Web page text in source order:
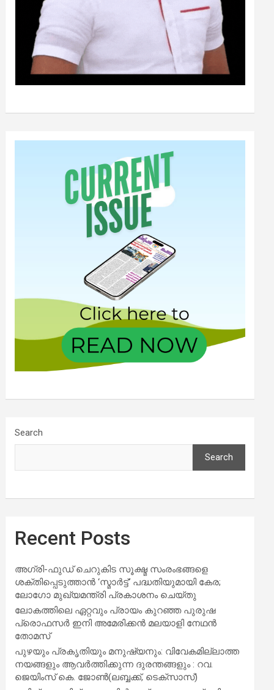
Search
Search
Recent Posts
അഗ്രി-ഫുഡ് ചെറുകിട സൂക്ഷ്മ സംരംഭങ്ങളെ
ശക്തിപ്പെടുത്താന്‍ ‘സ്മാര്‍ട്ട്’ പദ്ധതിയുമായി കേര;
ലോഗോ മുഖ്യമന്ത്രി പ്രകാശനം ചെയ്തു
ലോകത്തിലെ ഏറ്റവും പ്രായം കുറഞ്ഞ പുരുഷ
പ്രൊഫസർ ഇനി അമേരിക്കൻ മലയാളി നേഥൻ
തോമസ്
പുഴയും പ്രകൃതിയും മനുഷ്യനും: വിവേകമില്ലാത്ത
നയങ്ങളും ആവർത്തിക്കുന്ന ദുരന്തങ്ങളും : റവ.
ജെയിംസ് കെ. ജോൺ(ലബ്ബക്ക്, ടെക്സാസ്)